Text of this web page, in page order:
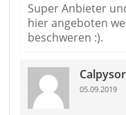
Super Anbieter
hier angeboten
beschweren :).
05.09.2019